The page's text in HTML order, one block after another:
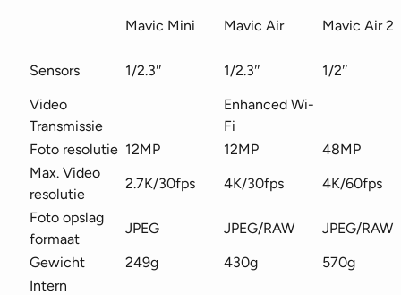
Mavic Mini Mavic Air Mavic Air 2
Sensors 1/2.3″ 1/2.3″
1/2″
Video
Transmissie
Enhanced Wi-
Fi
Foto resolutie 12MP 12MP
48MP
Max. Video
resolutie
2.7K/30fps 4K/30fps
4K/60fps
Foto opslag
formaat
JPEG JPEG/RAW
JPEG/RAW
Gewicht
249g 430g
570g
Intern